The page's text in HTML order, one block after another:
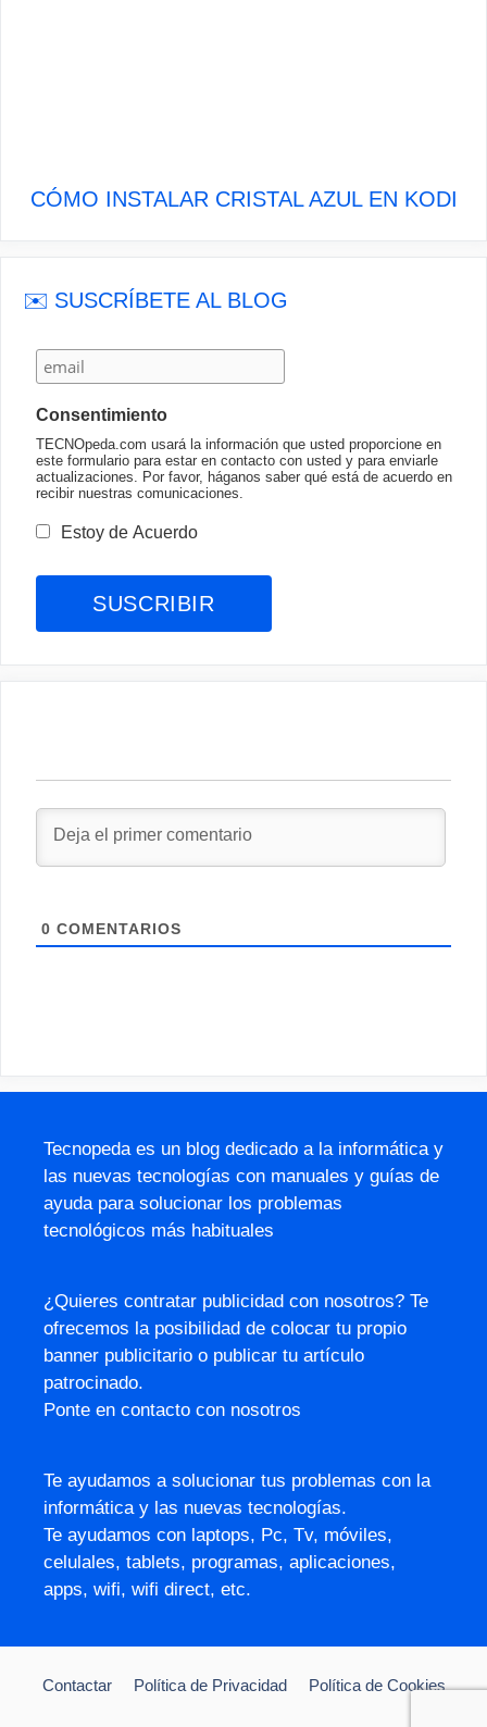
CÓMO INSTALAR CRISTAL AZUL EN KODI
✉️ SUSCRÍBETE AL BLOG
Consentimiento
TECNOpeda.com usará la información que usted proporcione en
este formulario para estar en contacto con usted y para enviarle
actualizaciones. Por favor, háganos saber qué está de acuerdo en
recibir nuestras comunicaciones.
Estoy de Acuerdo
0 COMENTARIOS
Tecnopeda es un blog dedicado a la informática y
las nuevas tecnologías con manuales y guías de
ayuda para solucionar los problemas
tecnológicos más habituales
¿Quieres contratar publicidad con nosotros? Te
ofrecemos la posibilidad de colocar tu propio
banner publicitario o publicar tu artículo
patrocinado.
Ponte en contacto con nosotros
Te ayudamos a solucionar tus problemas con la
informática y las nuevas tecnologías.
Te ayudamos con laptops, Pc, Tv, móviles,
celulales, tablets, programas, aplicaciones,
apps, wifi, wifi direct, etc.
Contactar Política de Privacidad Política de Cookies